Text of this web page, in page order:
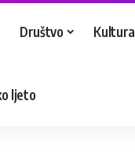
Društvo Kultura
ljeto